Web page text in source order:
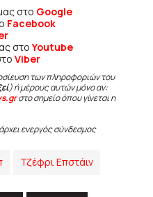
στο Google
Facebook
στοYoutube
Viber
των πληροφοριών του
) ή μέρους αυτών μόνο αν:
στο σημείο όπου γίνεται η
ενεργός σύνδεσμος
Τζέφρι Επστάιν